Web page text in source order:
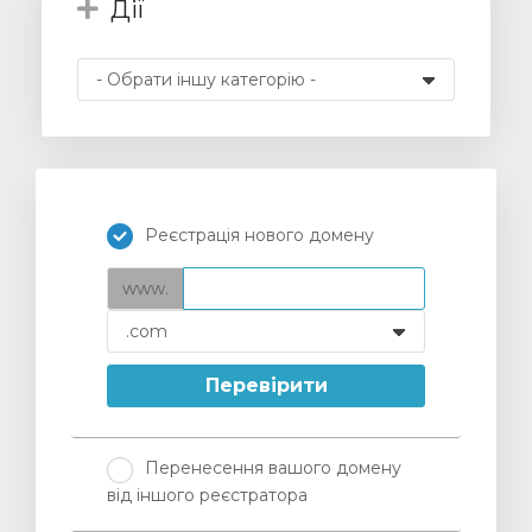
Дії
Реєстрація нового домену
www.
Перевірити
Перенесення вашого домену
від іншого реєстратора